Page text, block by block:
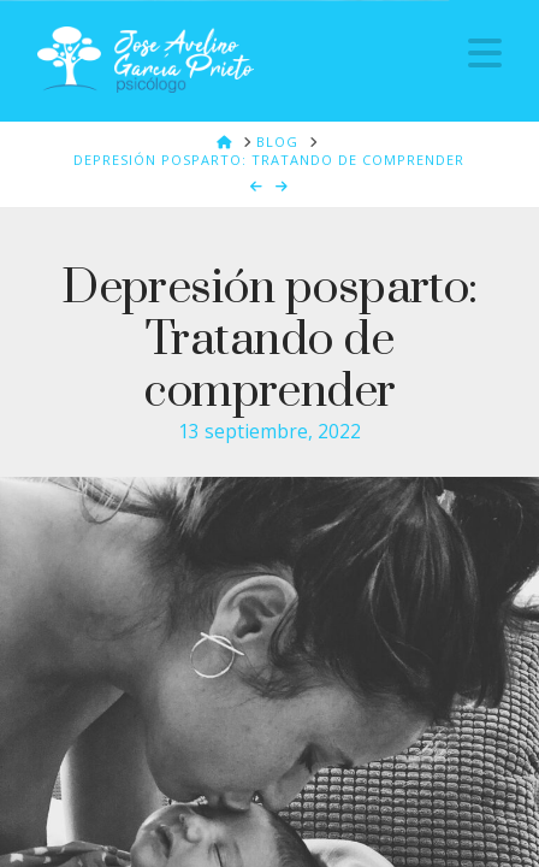
HOMEBLOG
DEPRESIÓN POSPARTO: TRATANDO DE COMPRENDER
Depresión posparto:
Tratando de
comprender
13 septiembre, 2022